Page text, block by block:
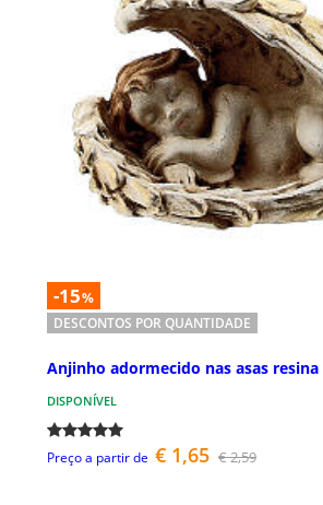
-15%
DESCONTOS POR QUANTIDADE
Anjinho adormecido nas asas resina
DISPONÍVEL
Preço a partir de € 1,65 € 2,59